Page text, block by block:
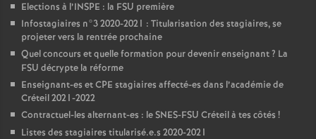
Elections à l’INSPE : la FSU première
Infostagiaires n°3 2020-2021 : Titularisation des stagiaires, se
projeter vers la rentrée prochaine
Quel concours et quelle formation pour devenir enseignant? La
FSU décrypte la réforme
Enseignant-es etCPE stagiaires affecté-es dans l’académie de
Créteil 2021-2022
Contractuel-les alternant-es : leSNES-FSU Créteil à tes côtés !
Listes des stagiaires titularisé.e.s 2020-2021